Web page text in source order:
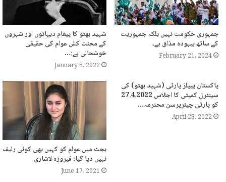
جمہوری حکومت نہیں بلکہ جمہوریت
کے ساتھ بیہودہ مذاق ہے۔
February 21, 2024
شہید بھٹو کا پیغام دیہاتوں اور شہروں
کے محنت کش عوام کی حقیقی
خوشحالی ہے:…
January 5, 2022
پاکستان پیپلز پارٹی (شہید بھٹو) کی
سینٹرل کمیٹی کا اجلاس 27.4.2022
کو پارٹی چیئرپرسن محترمہ…
April 28, 2022
بجٹ میں عوام کو کہیں بھی کوئی رلیف
نہیں دیا گیا: فیروزہ لاشاری
June 17, 2021